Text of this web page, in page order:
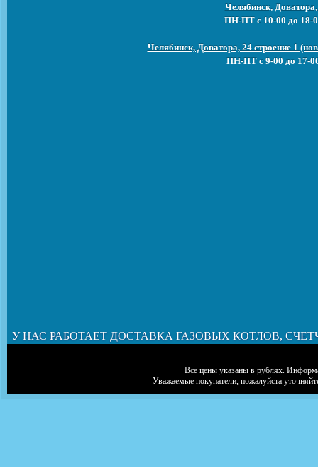
Челябинск,
ПН-ПТ с 10-00 до 18-
Челябинск, Доватора, 24 строение 1
ПН-ПТ с 9-00 до 17-
У НАС РАБОТАЕТ ДОСТАВКА ГАЗОВЫХ КОТЛОВ,
Все цены указаны в рублях.
Уважаемые покупатели, пожалуйста